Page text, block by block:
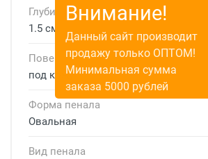
Глубина
1.5 см
Поверхность
под кожу
Форма пенала
Овальная
Вид пенала
Внимание!
Данный сайт производит
продажу только ОПТОМ!
Минимальная сумма
заказа 5000 рублей